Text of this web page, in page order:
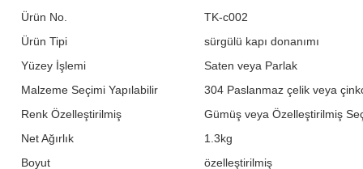
Ürün No.
TK-c002
Ürün Tipi
sürgülü kapı donanımı
Yüzey İşlemi
Saten veya Parlak
Malzeme Seçimi Yapılabilir
304 Paslanmaz çelik veya
Renk Özelleştirilmiş
Gümüş veya Özelleştirilmiş
Net Ağırlık
1.3kg
Boyut
özelleştirilmiş